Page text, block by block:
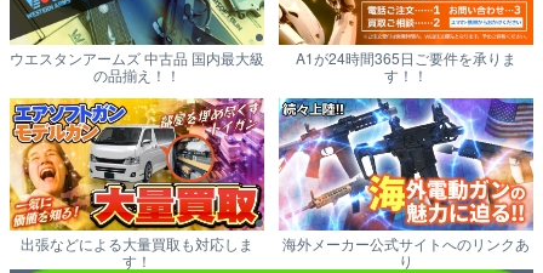
ウエスタンアームズ 中古品 国内最大級
の品揃え！！
A1が24時間365日ご要件を承りま
す！！
出張などによる大量買取も対応しま
す！
海外メーカー公式サイトへのリンクあ
り